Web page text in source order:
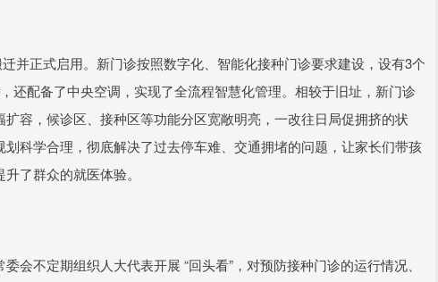
并正式启用。新门诊按照数字化、智能化接种门诊要求建设，设有3个
还配备了中央空调，实现了全流程智慧化管理。相较于旧址，新门诊
容，候诊区、接种区等功能分区宽敞明亮，一改往日局促拥挤的状
科学合理，彻底解决了过去停车难、交通拥堵的问题，让家长们带孩
了群众的就医体验。
会不定期组织人大代表开展 “回头看”，对预防接种门诊的运行情况、